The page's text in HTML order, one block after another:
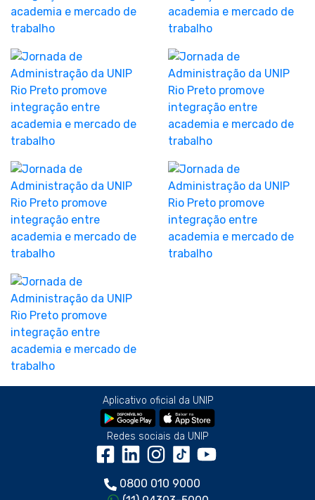
Aplicativo oficial da UNIP
Redes sociais da UNIP
0800 010 9000